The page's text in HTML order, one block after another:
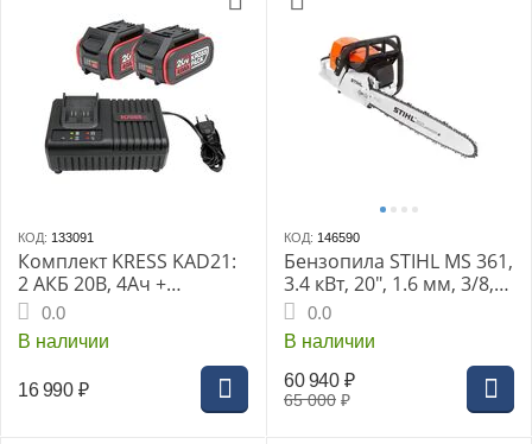
КОД: 133091
Комплект KRESS KAD21:
2 АКБ 20В, 4Ач +
зарядное устр. 6А
0.0
В наличии
16 990 ₽
КОД: 146590
Бензопила STIHL MS 361,
3.4 кВт, 20", 1.6 мм, 3/8,
72 зв, 5.6 кг
0.0
В наличии
65 000 ₽
60 940 ₽